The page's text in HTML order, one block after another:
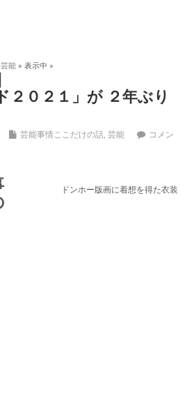
芸能 » 表示中 »
２０２１」が ２年ぶり
芸能事情ここだけの話,芸能
コメン
ドンホー版画に着想を得た衣装